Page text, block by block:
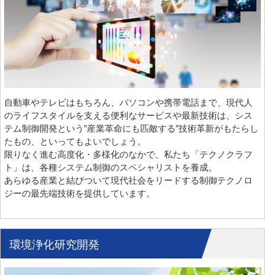
自動車やテレビはもちろん、パソコンや携帯電話まで、現代人
のライフスタイルを支える便利なサービスや最新技術は、シス
テム制御開発という”産業革命にも匹敵する”技術革新がもたらし
たもの、といってもよいでしょう。
限りなく進む高度化・多様化のなかで、私たち「テクノクラフ
ト」は、各種システム制御のスペシャリストを養成。
あらゆる産業と結びついて現代社会をリードする制御テクノロ
ジーの最先端技術を提供しています。
環境浄化研究開発